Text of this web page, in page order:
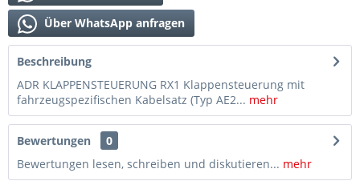
Über WhatsApp anfragen
Beschreibung
ADR KLAPPENSTEUERUNG RX1 Klappensteuerung mit
fahrzeugspezifischen Kabelsatz (Typ AE2... mehr
Bewertungen
0
Bewertungen lesen, schreiben und diskutieren... mehr